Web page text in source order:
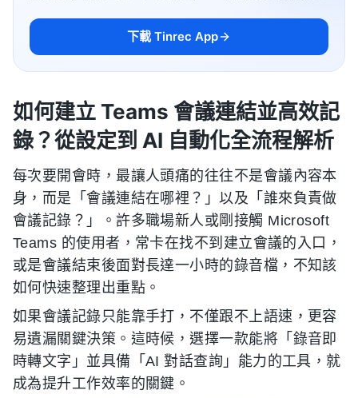
下載 Tinrec App
如何建立 Teams 會議連結並高效記
錄？從設定到 AI 自動化全流程解析
每次要開會時，最讓人頭痛的往往不是會議內容本
身，而是「會議連結在哪裡？」以及「誰來負責做
會議記錄？」。許多職場新人或剛接觸 Microsoft
Teams 的使用者，常卡在找不到建立會議的入口，
或是會議結束後面對長達一小時的錄音檔，不知該
如何快速整理出重點。
如果會議記錄只能靠手打，不僅跟不上語速，更容
易遺漏關鍵決策。這時候，選擇一款能將「錄音即
時轉文字」並具備「AI 對話查詢」能力的工具，就
成為提升工作效率的關鍵。